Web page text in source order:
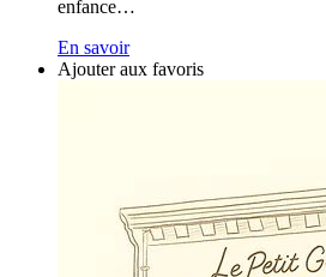
enfance…
En savoir
Ajouter aux favoris